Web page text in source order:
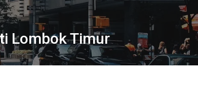
Lombok Timur